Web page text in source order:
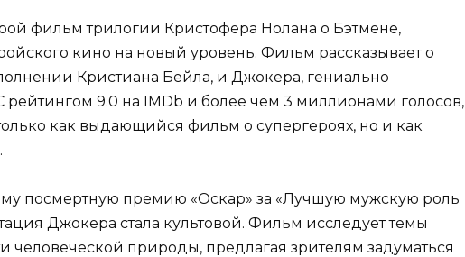
фильм трилогии Кристофера Нолана о Бэтмене,
кино на новый уровень. Фильм рассказывает о
Кристиана Бейла, и Джокера, гениально
9.0 на IMDb и более чем 3 миллионами голосов,
как выдающийся фильм о супергероях, но и как
посмертную премию «Оскар» за «Лучшую мужскую роль
Джокера стала культовой. Фильм исследует темы
человеческой природы, предлагая зрителям задуматься